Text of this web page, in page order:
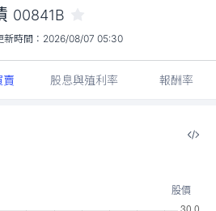
00841B
時間： 2026/08/07 05:30
賣 股息與殖利率 報酬率